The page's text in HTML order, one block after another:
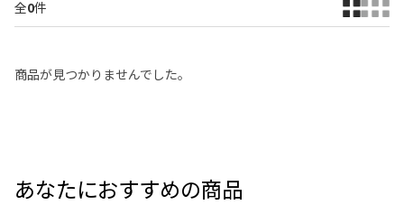
全0件
商品が見つかりませんでした。
あなたにおすすめの商品